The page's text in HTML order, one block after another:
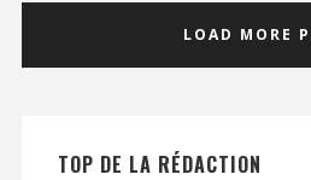
LOAD MORE
TOP DE LA RÉDACTION